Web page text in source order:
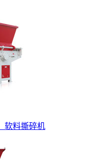
软料撕碎机